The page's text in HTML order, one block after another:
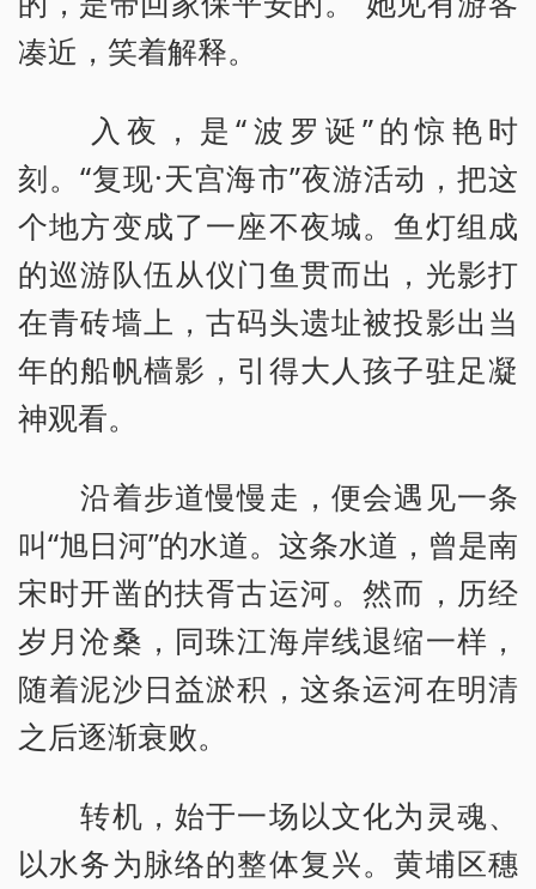
凑近，笑着解释。
入夜，是“波罗诞”的惊艳时
刻。“复现·天宫海市”夜游活动，把这
个地方变成了一座不夜城。鱼灯组成
的巡游队伍从仪门鱼贯而出，光影打
在青砖墙上，古码头遗址被投影出当
年的船帆樯影，引得大人孩子驻足凝
神观看。
沿着步道慢慢走，便会遇见一条
叫“旭日河”的水道。这条水道，曾是南
宋时开凿的扶胥古运河。然而，历经
岁月沧桑，同珠江海岸线退缩一样，
随着泥沙日益淤积，这条运河在明清
之后逐渐衰败。
转机，始于一场以文化为灵魂、
以水务为脉络的整体复兴。黄埔区穗